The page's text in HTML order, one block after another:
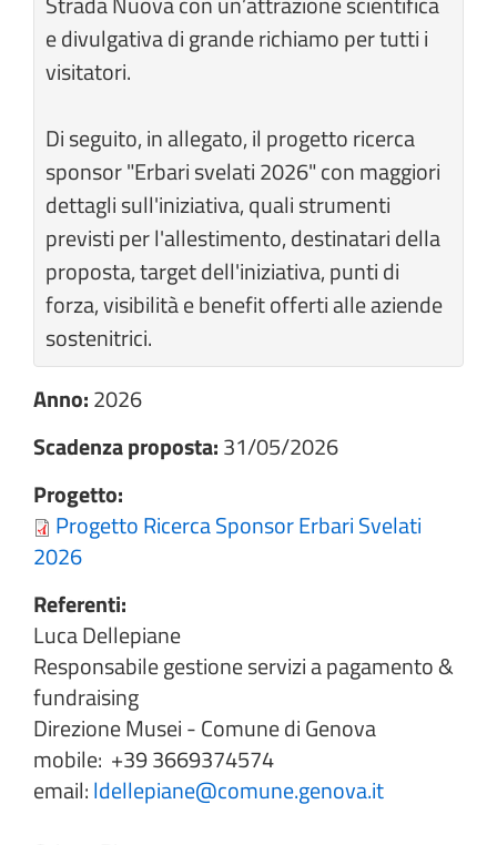
e divulgativa di grande richiamo per tutti i
visitatori.
Di seguito, in allegato, il progetto ricerca
sponsor "Erbari svelati 2026" con maggiori
dettagli sull'iniziativa, quali strumenti
previsti per l'allestimento, destinatari della
proposta, target dell'iniziativa, punti di
forza, visibilità e benefit offerti alle aziende
sostenitrici.
Anno:2026
Scadenza proposta:31/05/2026
Progetto:
Progetto Ricerca Sponsor Erbari Svelati
2026
Referenti:
Luca Dellepiane
Responsabile gestione servizi a pagamento &
fundraising
Direzione Musei - Comune di Genova
mobile: +39 3669374574
email:ldellepiane@comune.genova.it